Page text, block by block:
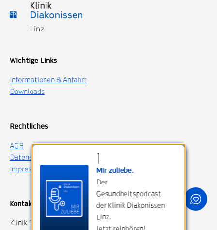
Wichtige Links
Informationen & Anfahrt
Downloads
Rechtliches
AGB
Datenschutz
Impressum
Kontakt
Klinik Diakonissen Linz
Mir zuliebe.
Der
Gesundheitspodcast
der Klinik Diakonissen
Linz.